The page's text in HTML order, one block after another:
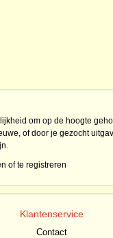
om op de hoogte
of door je gezocht
of te registreren
Klantenservice
Contact